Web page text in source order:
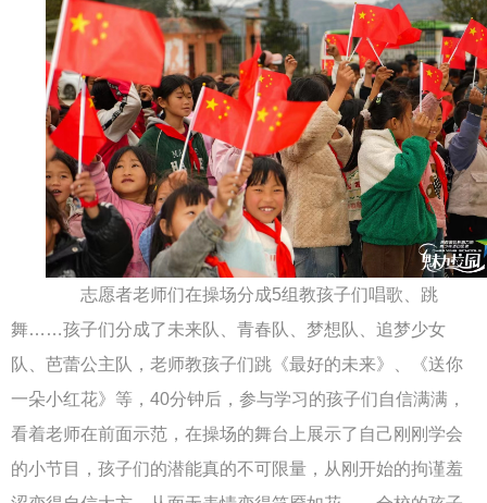
志愿者老师们在操场分成5组教孩子们唱歌、跳
舞……孩子们分成了未来队、青春队、梦想队、追梦少女
队、芭蕾公主队，老师教孩子们跳《最好的未来》、《送你
一朵小红花》等，40分钟后，参与学习的孩子们自信满满，
看着老师在前面示范，在操场的舞台上展示了自己刚刚学会
的小节目，孩子们的潜能真的不可限量，从刚开始的拘谨羞